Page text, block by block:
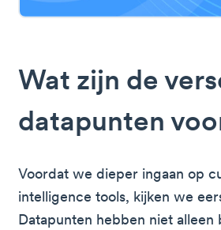
Wat zijn de
datapunten
Voordat we dieper ingaan op
intelligence tools, kijken we
Datapunten hebben niet